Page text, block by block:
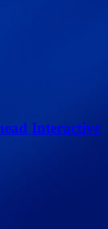
Interactive